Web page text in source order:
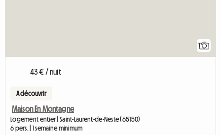
1
43 € / nuit
A découvrir
Maison En Montagne
Logement entier | Saint-Laurent-de-Neste (65150)
6 pers. | 1 semaine minimum